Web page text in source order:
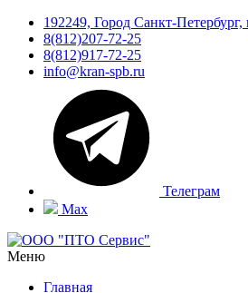
192249, Город Санкт-
8(812)207-72-25
8(812)917-72-25
info@kran-spb.ru
Телеграм
Max
Меню
Главная